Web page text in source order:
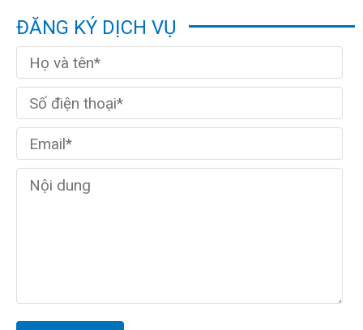
ĐĂNG KÝ DỊCH VỤ